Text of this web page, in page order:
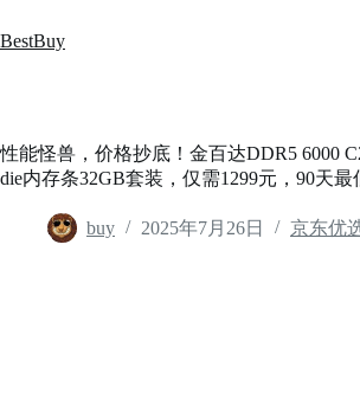
至
BestBuy
性能怪兽，价格抄底！金百达DDR5 6000
die内存条32GB套装，仅需1299元，90天最
buy 2025年7月26日 京东优